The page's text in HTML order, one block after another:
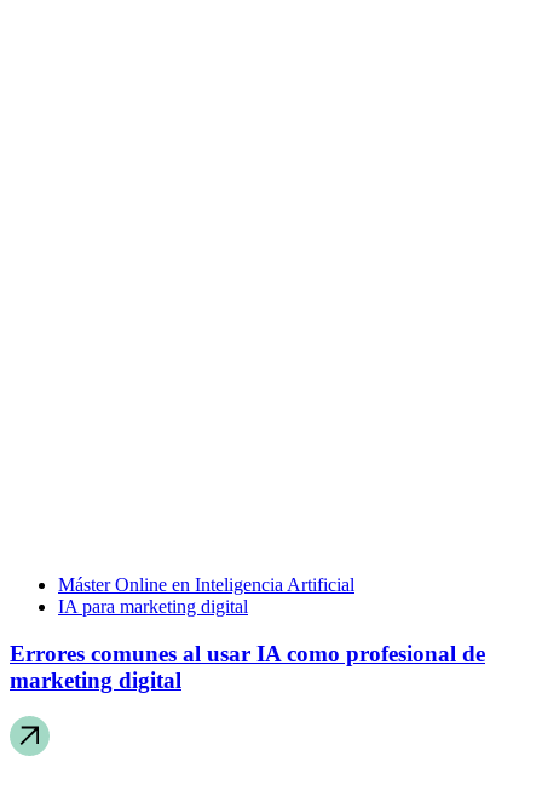
Máster Online en Inteligencia Artificial
IA para marketing digital
Errores comunes al usar IA como profesional de
marketing digital